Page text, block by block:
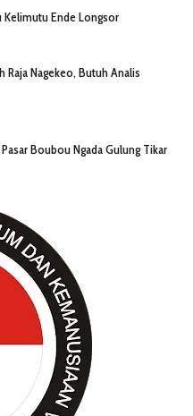
Kelimutu Ende Longsor
Raja Nagekeo, Butuh Analis
Boubou Ngada Gulung Tikar